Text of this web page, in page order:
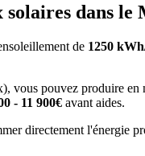
dans le
de 1250
vous pouvez produire en
- 11 900€ avant aides.
directement l'énergie